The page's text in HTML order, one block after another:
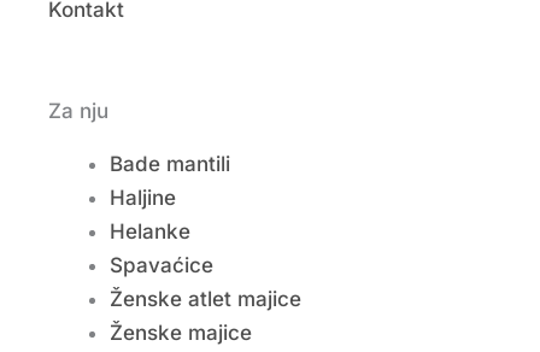
Kontakt
Za nju
Bade mantili
Haljine
Helanke
Spavaćice
Ženske atlet majice
Ženske majice